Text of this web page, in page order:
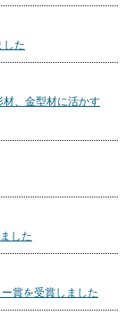
した
材、金型材に活かす
した
賞を受賞しました